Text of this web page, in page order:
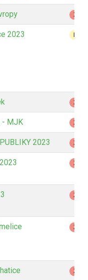
Z
2023
Z
- MJK Z
2023 Z
Z
Z
Z
Z